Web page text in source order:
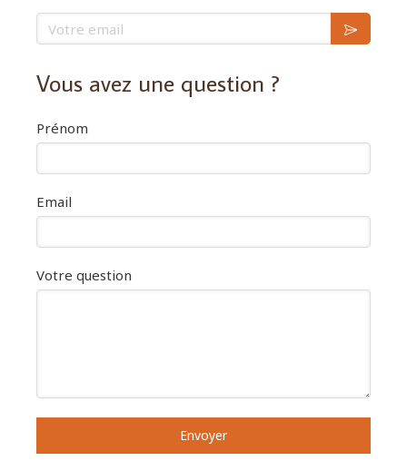
Votre email
Vous avez une question ?
Prénom
Email
Votre question
Envoyer